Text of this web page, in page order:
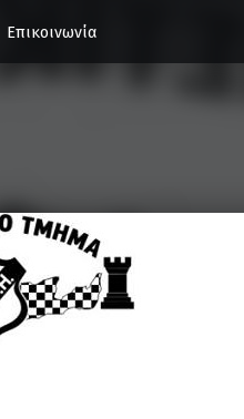
Επικοινωνία